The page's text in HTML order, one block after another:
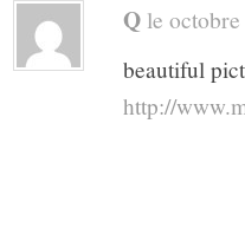
Q le
beautiful
http://